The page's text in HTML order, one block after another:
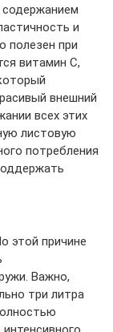
и
полезен при
витамин С,
внешний
всех этих
листовую
потребления
этой причине
Важно,
три литра